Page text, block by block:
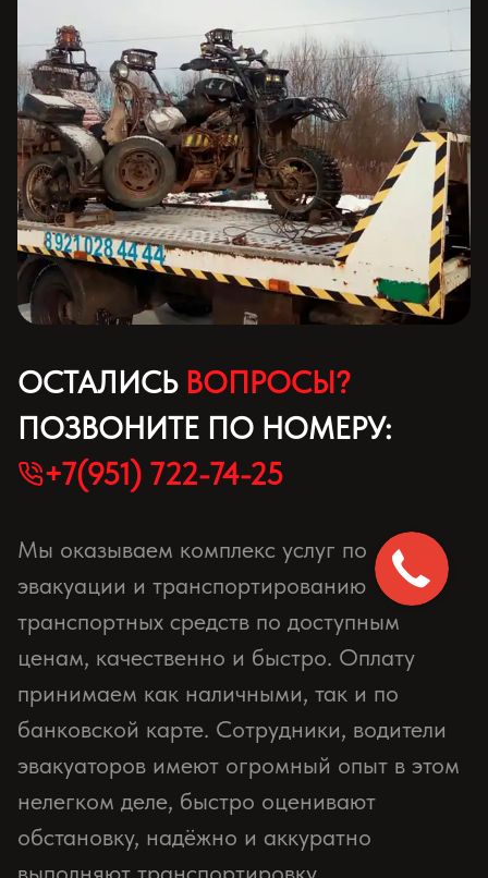
ОСТАЛИСЬ ВОПРОСЫ?
ПОЗВОНИТЕ ПО НОМЕРУ:
+7(951) 722-74-25
Мы оказываем комплекс услуг по
эвакуации и транспортированию
транспортных средств по доступным
ценам, качественно и быстро. Оплату
принимаем как наличными, так и по
банковской карте. Сотрудники, водители
эвакуаторов имеют огромный опыт в этом
нелегком деле, быстро оценивают
обстановку, надёжно и аккуратно